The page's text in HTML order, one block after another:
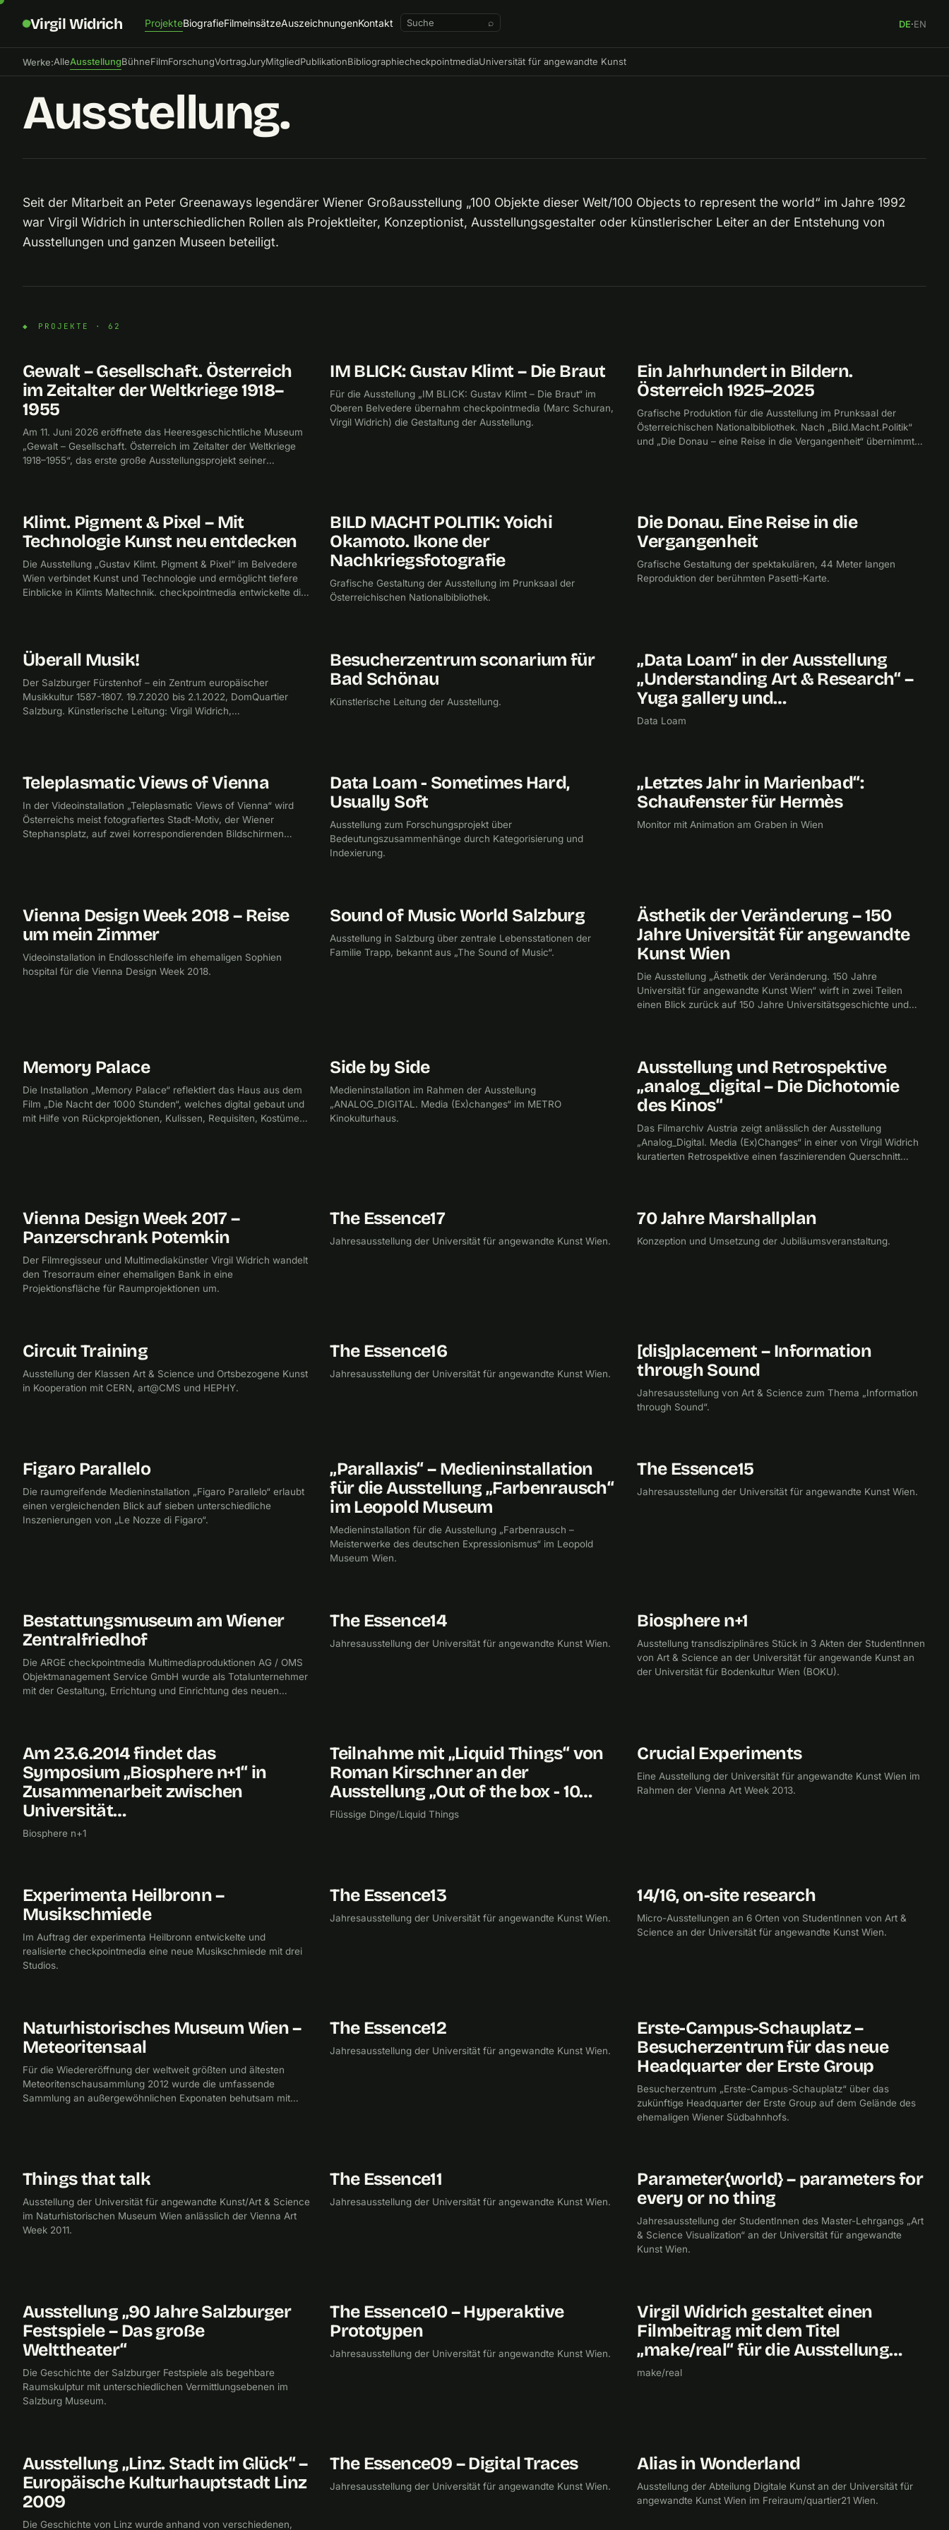
Virgil Widrich ProjekteBiografieFilmeinsätzeAuszeichnungenKontakt ⌕ DE·EN
Werke:AlleAusstellungBühneFilmForschungVortragJuryMitgliedPublikationBibliographiecheckpointmediaUniversität für angewandte Kunst
Ausstellung.
Seit der Mitarbeit an Peter Greenaways legendärer Wiener Großausstellung „100 Objekte dieser Welt/100 Objects to represent the world“ im Jahre 1992
war Virgil Widrich in unterschiedlichen Rollen als Projektleiter, Konzeptionist, Ausstellungsgestalter oder künstlerischer Leiter an der Entstehung von
Ausstellungen und ganzen Museen beteiligt.
PROJEKTE · 62
2026 CHECKPOINTMEDIA
Gewalt – Gesellschaft. Österreich
im Zeitalter der Weltkriege 1918–
1955
Am 11. Juni 2026 eröffnete das Heeresgeschichtliche Museum
„Gewalt – Gesellschaft. Österreich im Zeitalter der Weltkriege
1918–1955“, das erste große Ausstellungsprojekt seiner
2025 CHECKPOINTMEDIA
IM BLICK: Gustav Klimt – Die Braut
Für die Ausstellung „IM BLICK: Gustav Klimt – Die Braut“ im
Oberen Belvedere übernahm checkpointmedia (Marc Schuran,
Virgil Widrich) die Gestaltung der Ausstellung.
2025 CHECKPOINTMEDIA
Ein Jahrhundert in Bildern.
Österreich 1925–2025
Grafische Produktion für die Ausstellung im Prunksaal der
Österreichischen Nationalbibliothek. Nach „Bild.Macht.Politik“
und „Die Donau – eine Reise in die Vergangenheit“ übernimmt
2025 CHECKPOINTMEDIA
Klimt. Pigment & Pixel – Mit
Technologie Kunst neu entdecken
Die Ausstellung „Gustav Klimt. Pigment & Pixel“ im Belvedere
Wien verbindet Kunst und Technologie und ermöglicht tiefere
Einblicke in Klimts Maltechnik. checkpointmedia entwickelte die
2023 CHECKPOINTMEDIA
BILD MACHT POLITIK: Yoichi
Okamoto. Ikone der
Nachkriegsfotografie
Grafische Gestaltung der Ausstellung im Prunksaal der
Österreichischen Nationalbibliothek.
2021 CHECKPOINTMEDIA
Die Donau. Eine Reise in die
Vergangenheit
Grafische Gestaltung der spektakulären, 44 Meter langen
Reproduktion der berühmten Pasetti-Karte.
2020 CHECKPOINTMEDIA
Überall Musik!
Der Salzburger Fürstenhof – ein Zentrum europäischer
Musikkultur 1587-1807. 19.7.2020 bis 2.1.2022, DomQuartier
Salzburg. Künstlerische Leitung: Virgil Widrich,
2019 CHECKPOINTMEDIA
Besucherzentrum sconarium für
Bad Schönau
Künstlerische Leitung der Ausstellung.
2019 FORSCHUNG UNIVERSITÄT FÜR ANGEWANDTE KUNST
„Data Loam“ in der Ausstellung
„Understanding Art & Research“ –
Yuga gallery und…
Data Loam
2019 FILMPRODUKTION
Teleplasmatic Views of Vienna
In der Videoinstallation „Teleplasmatic Views of Vienna“ wird
Österreichs meist fotografiertes Stadt-Motiv, der Wiener
Stephansplatz, auf zwei korrespondierenden Bildschirmen
2019 FORSCHUNG UNIVERSITÄT FÜR ANGEWANDTE KUNST
Data Loam - Sometimes Hard,
Usually Soft
Ausstellung zum Forschungsprojekt über
Bedeutungszusammenhänge durch Kategorisierung und
Indexierung.
2018 CHECKPOINTMEDIA
„Letztes Jahr in Marienbad“:
Schaufenster für Hermès
Monitor mit Animation am Graben in Wien
2018 MULTIMEDIA
Vienna Design Week 2018 – Reise
um mein Zimmer
Videoinstallation in Endlosschleife im ehemaligen Sophien
hospital für die Vienna Design Week 2018.
2018 CHECKPOINTMEDIA
Sound of Music World Salzburg
Ausstellung in Salzburg über zentrale Lebensstationen der
Familie Trapp, bekannt aus „The Sound of Music“.
2017 UNIVERSITÄT FÜR ANGEWANDTE KUNST
Ästhetik der Veränderung – 150
Jahre Universität für angewandte
Kunst Wien
Die Ausstellung „Ästhetik der Veränderung. 150 Jahre
Universität für angewandte Kunst Wien“ wirft in zwei Teilen
einen Blick zurück auf 150 Jahre Universitätsgeschichte und
2017
Memory Palace
Die Installation „Memory Palace“ reflektiert das Haus aus dem
Film „Die Nacht der 1000 Stunden“, welches digital gebaut und
mit Hilfe von Rückprojektionen, Kulissen, Requisiten, Kostümen
2017
Side by Side
Medieninstallation im Rahmen der Ausstellung
„ANALOG_DIGITAL. Media (Ex)changes“ im METRO
Kinokulturhaus.
2017
Ausstellung und Retrospektive
„analog_digital – Die Dichotomie
des Kinos“
Das Filmarchiv Austria zeigt anlässlich der Ausstellung
„Analog_Digital. Media (Ex)Changes“ in einer von Virgil Widrich
kuratierten Retrospektive einen faszinierenden Querschnitt
2017 MULTIMEDIA
Vienna Design Week 2017 –
Panzerschrank Potemkin
Der Filmregisseur und Multimediakünstler Virgil Widrich wandelt
den Tresorraum einer ehemaligen Bank in eine
Projektionsfläche für Raumprojektionen um.
2017 UNIVERSITÄT FÜR ANGEWANDTE KUNST
The Essence17
Jahresausstellung der Universität für angewandte Kunst Wien.
2017 CHECKPOINTMEDIA BÜHNE
70 Jahre Marshallplan
Konzeption und Umsetzung der Jubiläumsveranstaltung.
2017 UNIVERSITÄT FÜR ANGEWANDTE KUNST
Circuit Training
Ausstellung der Klassen Art & Science und Ortsbezogene Kunst
in Kooperation mit CERN, art@CMS und HEPHY.
2016 UNIVERSITÄT FÜR ANGEWANDTE KUNST
The Essence16
Jahresausstellung der Universität für angewandte Kunst Wien.
2016 UNIVERSITÄT FÜR ANGEWANDTE KUNST
[dis]placement – Information
through Sound
Jahresausstellung von Art & Science zum Thema „Information
through Sound“.
2016 CHECKPOINTMEDIA
Figaro Parallelo
Die raumgreifende Medieninstallation „Figaro Parallelo“ erlaubt
einen vergleichenden Blick auf sieben unterschiedliche
Inszenierungen von „Le Nozze di Figaro“.
2015 CHECKPOINTMEDIA
„Parallaxis“ – Medieninstallation
für die Ausstellung „Farbenrausch“
im Leopold Museum
Medieninstallation für die Ausstellung „Farbenrausch –
Meisterwerke des deutschen Expressionismus“ im Leopold
Museum Wien.
2015 UNIVERSITÄT FÜR ANGEWANDTE KUNST
The Essence15
Jahresausstellung der Universität für angewandte Kunst Wien.
2014 CHECKPOINTMEDIA
Bestattungsmuseum am Wiener
Zentralfriedhof
Die ARGE checkpointmedia Multimediaproduktionen AG / OMS
Objektmanagement Service GmbH wurde als Totalunternehmer
mit der Gestaltung, Errichtung und Einrichtung des neuen
2014 UNIVERSITÄT FÜR ANGEWANDTE KUNST
The Essence14
Jahresausstellung der Universität für angewandte Kunst Wien.
2014 UNIVERSITÄT FÜR ANGEWANDTE KUNST
Biosphere n+1
Ausstellung transdisziplinäres Stück in 3 Akten der StudentInnen
von Art & Science an der Universität für angewande Kunst an
der Universität für Bodenkultur Wien (BOKU).
2014 UNIVERSITÄT FÜR ANGEWANDTE KUNST
Am 23.6.2014 findet das
Symposium „Biosphere n+1“ in
Zusammenarbeit zwischen
Universität…
Biosphere n+1
2013 FORSCHUNG UNIVERSITÄT FÜR ANGEWANDTE KUNST
Teilnahme mit „Liquid Things“ von
Roman Kirschner an der
Ausstellung „Out of the box - 10…
Flüssige Dinge/Liquid Things
2013 UNIVERSITÄT FÜR ANGEWANDTE KUNST
Crucial Experiments
Eine Ausstellung der Universität für angewandte Kunst Wien im
Rahmen der Vienna Art Week 2013.
2013 CHECKPOINTMEDIA
Experimenta Heilbronn –
Musikschmiede
Im Auftrag der experimenta Heilbronn entwickelte und
realisierte checkpointmedia eine neue Musikschmiede mit drei
Studios.
2013 UNIVERSITÄT FÜR ANGEWANDTE KUNST
The Essence13
Jahresausstellung der Universität für angewandte Kunst Wien.
2013 UNIVERSITÄT FÜR ANGEWANDTE KUNST
14/16, on-site research
Micro-Ausstellungen an 6 Orten von StudentInnen von Art &
Science an der Universität für angewandte Kunst Wien.
2012 CHECKPOINTMEDIA
Naturhistorisches Museum Wien –
Meteoritensaal
Für die Wiedereröffnung der weltweit größten und ältesten
Meteoritenschausammlung 2012 wurde die umfassende
Sammlung an außergewöhnlichen Exponaten behutsam mit
2012 UNIVERSITÄT FÜR ANGEWANDTE KUNST
The Essence12
Jahresausstellung der Universität für angewandte Kunst Wien.
2012 CHECKPOINTMEDIA
Erste-Campus-Schauplatz –
Besucherzentrum für das neue
Headquarter der Erste Group
Besucherzentrum „Erste-Campus-Schauplatz“ über das
zukünftige Headquarter der Erste Group auf dem Gelände des
ehemaligen Wiener Südbahnhofs.
2011 UNIVERSITÄT FÜR ANGEWANDTE KUNST
Things that talk
Ausstellung der Universität für angewandte Kunst/Art & Science
im Naturhistorischen Museum Wien anlässlich der Vienna Art
Week 2011.
2011 UNIVERSITÄT FÜR ANGEWANDTE KUNST
The Essence11
Jahresausstellung der Universität für angewandte Kunst Wien.
2011 UNIVERSITÄT FÜR ANGEWANDTE KUNST
Parameter{world} – parameters for
every or no thing
Jahresausstellung der StudentInnen des Master-Lehrgangs „Art
& Science Visualization“ an der Universität für angewandte
Kunst Wien.
2010 CHECKPOINTMEDIA
Ausstellung „90 Jahre Salzburger
Festspiele – Das große
Welttheater“
Die Geschichte der Salzburger Festspiele als begehbare
Raumskulptur mit unterschiedlichen Vermittlungsebenen im
Salzburg Museum.
2010 UNIVERSITÄT FÜR ANGEWANDTE KUNST
The Essence10 – Hyperaktive
Prototypen
Jahresausstellung der Universität für angewandte Kunst Wien.
2010 FILM
Virgil Widrich gestaltet einen
Filmbeitrag mit dem Titel
„make/real“ für die Ausstellung…
make/real
2009 CHECKPOINTMEDIA
Ausstellung „Linz. Stadt im Glück“ –
Europäische Kulturhauptstadt Linz
2009
Die Geschichte von Linz wurde anhand von verschiedenen,
2009 UNIVERSITÄT FÜR ANGEWANDTE KUNST
The Essence09 – Digital Traces
Jahresausstellung der Universität für angewandte Kunst Wien.
2009 UNIVERSITÄT FÜR ANGEWANDTE KUNST
Alias in Wonderland
Ausstellung der Abteilung Digitale Kunst an der Universität für
angewandte Kunst Wien im Freiraum/quartier21 Wien.